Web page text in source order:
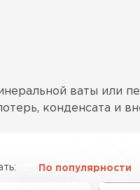
ваты или
конденсата и
По популярности